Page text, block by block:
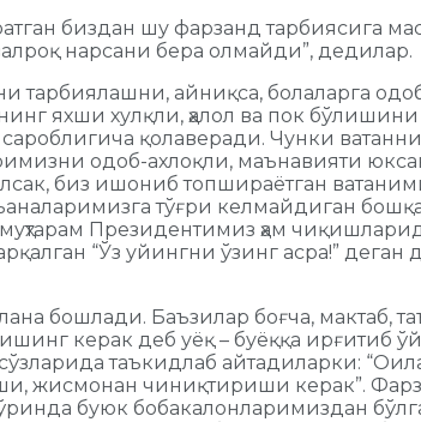
биздан шу фарзанд тарбиясига
нарсани бера олмайди”, дедилар.
айниқса, болаларга одоб
яхши хулқли, ҳалол ва пок
қолаверади. Чунки
одоб-ахлоқли, маънавияти
биз ишониб топшираётган
тўғри келмайдиган
Президентимиз ҳам
“Ўз уйингни ўзинг асра!” деган
бошлади. Баъзилар боғча, мактаб,
керак деб уёқ – буёққа ирғитиб
таъкидлаб айтадиларки:
жисмонан чиниқтириши керак”.
буюк бобакалонларимиздан